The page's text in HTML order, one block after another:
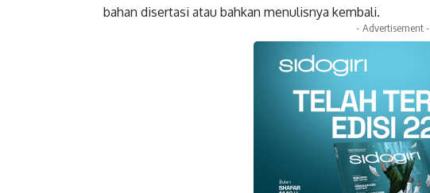
bahan disertasi atau bahkan menulisnya kembali.
- Advertisement -
Facebook
Gmail